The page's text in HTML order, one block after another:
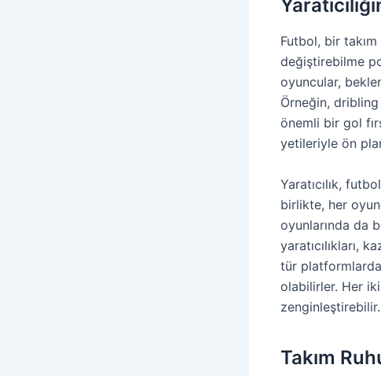
Futbol, bir takım
değiştirebilme
oyuncular,
Örneğin, dribling
önemli bir gol
yetileriyle ön
Yaratıcılık,
birlikte, her
oyunlarında da
yaratıcılıkları,
tür
olabilirler. Her iki
zenginleştirebilir.
Takım